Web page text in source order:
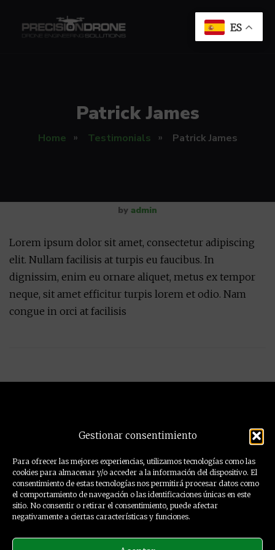
Gestionar consentimiento
Para ofrecer las mejores experiencias, utilizamos tecnologías como las
cookies para almacenar y/o acceder a la información del dispositivo. El
consentimiento de estas tecnologías nos permitirá procesar datos como
el comportamiento de navegación o las identificaciones únicas en este
sitio. No consentir o retirar el consentimiento, puede afectar
negativamente a ciertas características y funciones.
Patrick James
Home Testimonials Patrick James
by admin
Lorem ipsum dolor sit amet, consectetur adipiscing
elit. Nullam facilisis at turpis eu faucibus. In
dignissim, enim eu ornare aliquet, metus ex tempor
neque, sit amet efficitur turpis lorem et odio. Nam
congue in orci at facilisis
profesionales orientados a ofrecer soluciones de
ES